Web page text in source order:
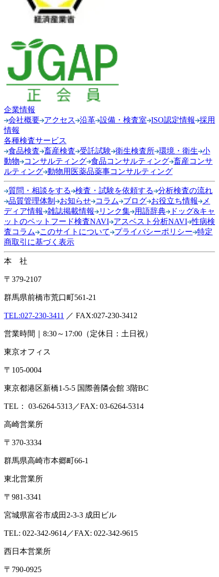
企業情報
会社概要 アクセス 沿革 設備・検査室 ISO認定情報
採用
情報
各種検査サービス
食品検査 畜産検査 受託試験 衛生検査所 環境・衛生 小
動物
コンサルティング 食品コンサルティング 畜産コンサ
ルティング 動物用医薬品薬事コンサルティング
質問・相談をする 検査・試験を依頼する
分析検査の流れ
品質管理体制
お知らせ コラム ブログ お役立ち情報
メ
ディア情報
雑誌掲載情報 リンク集 用語辞典
ドッグ&キャ
ットのペットフード検査NAVI アスベスト分析NAVI 性病検
査コラム
このサイトについて プライバシーポリシー 特定
商取引に基づく表示
本 社
〒379-2107
群馬県前橋市荒口町561-21
TEL:027-230-3411 ／ FAX:027-230-3412
営業時間｜8:30～17:00（定休日：土日祝）
東京オフィス
〒105-0004
東京都港区新橋1-5-5 国際善隣会館 3階BC
TEL： 03-6264-5313／FAX: 03-6264-5314
高崎営業所
〒370-3334
群馬県高崎市本郷町66-1
東北営業所
〒981-3341
宮城県富谷市成田2-3-3 成田ビル
TEL: 022-342-9614／FAX: 022-342-9615
西日本営業所
〒790-0925